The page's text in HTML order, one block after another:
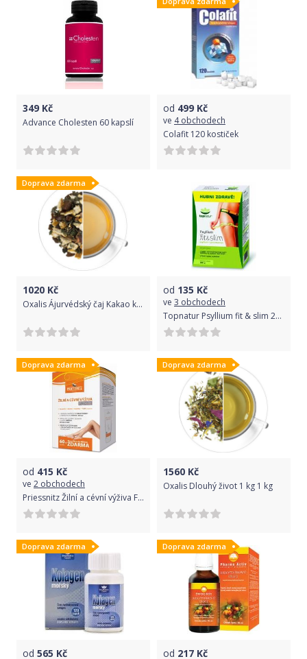
349 Kč
Advance Cholesten 60 kapslí
od 499 Kč
ve 4 obchodech
Colafit 120 kostiček
Doprava zdarma
1020 Kč
Oxalis Ájurvédský čaj Kakao kardamom 1 kg 1 Kg
od 135 Kč
ve 3 obchodech
Topnatur Psyllium fit & slim 200 g
Doprava zdarma
od 415 Kč
ve 2 obchodech
Priessnitz Žilní a cévní výživa FORTE 60 tobolek + Mazání na žíly a cévy Medical
Doprava zdarma
1560 Kč
Oxalis Dlouhý život 1 kg 1 kg
Doprava zdarma
od 565 Kč
Doprava zdarma
od 217 Kč